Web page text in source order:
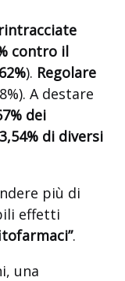
contro il
). Regolare
A destare
dei
di diversi
più di
effetti
.
una